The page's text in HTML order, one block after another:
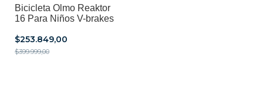
Bicicleta Olmo Reaktor
16 Para Niños V-brakes
$253.849,00
$399.999,00